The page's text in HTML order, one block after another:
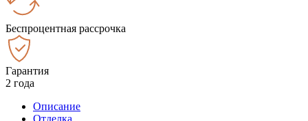
Беспроцентная рассрочка
Гарантия
2 года
Описание
Отделка